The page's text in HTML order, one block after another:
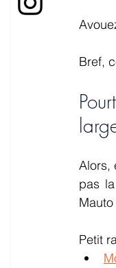
Bref,
Alors,
pas
Petit